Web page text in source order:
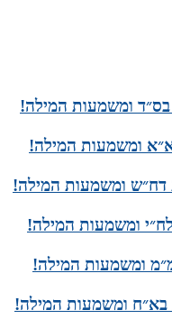
ומשמעות המילה!
ומשמעות המילה!
דח״ש ומשמעות המילה!
ומשמעות המילה!
ומשמעות המילה!
בא״ח ומשמעות המילה!